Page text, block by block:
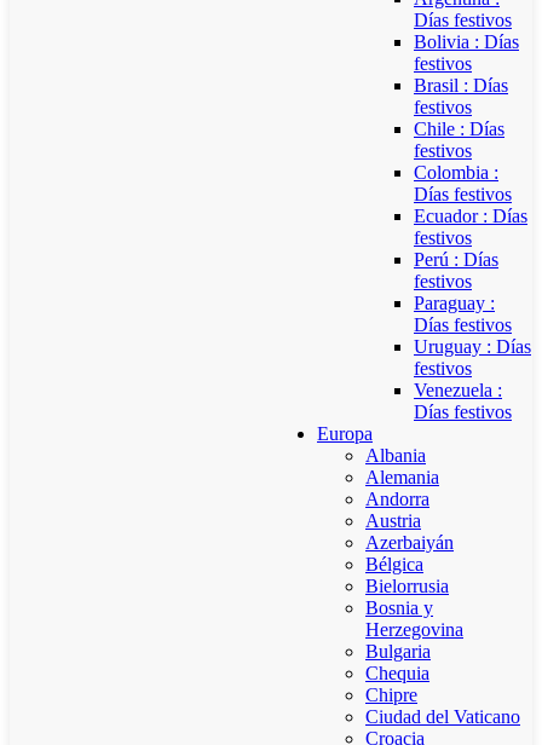
Días festivos
Bolivia : Días
festivos
Brasil : Días
festivos
Chile : Días
festivos
Colombia :
Días festivos
Ecuador : Días
festivos
Perú : Días
festivos
Paraguay :
Días festivos
Uruguay : Días
festivos
Venezuela :
Días festivos
Europa
Albania
Alemania
Andorra
Austria
Azerbaiyán
Bélgica
Bielorrusia
Bosnia y
Herzegovina
Bulgaria
Chequia
Chipre
Ciudad del Vaticano
Croacia